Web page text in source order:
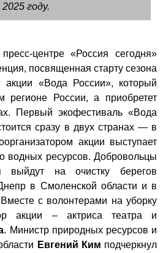
году.
центре «Россия сегодня»
посвященная старту сезона
акции «Вода России», который
России, а приобретет
Первый экофестиваль «Вода
сразу в двух странах — в
акции выступает
водных ресурсов. Добровольцы
на очистку берегов
в Смоленской области и в
с волонтерами на уборку
акции – актриса театра и
. Министр природных ресурсов и
Евгений Ким подчеркнул